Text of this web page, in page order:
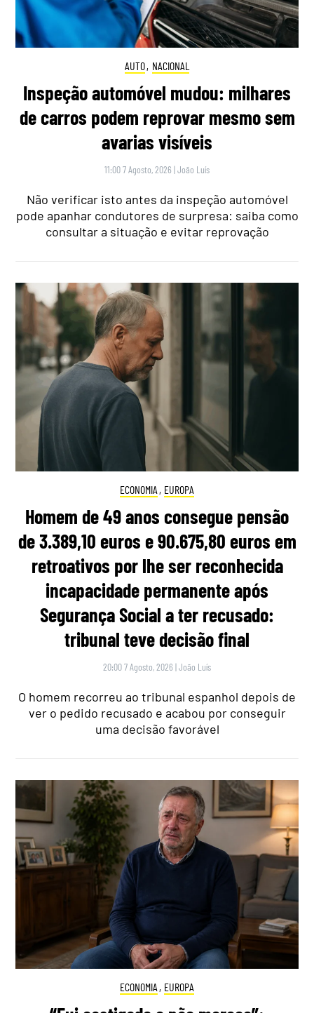
AUTO, NACIONAL
Inspeção automóvel mudou: milhares
de carros podem reprovar mesmo sem
avarias visíveis
11:00 7 Agosto, 2026 |João Luís
Não verificar isto antes da inspeção automóvel
pode apanhar condutores de surpresa: saiba como
consultar a situação e evitar reprovação
ECONOMIA , EUROPA
Homem de 49 anos consegue pensão
de 3.389,10 euros e 90.675,80 euros em
retroativos por lhe ser reconhecida
incapacidade permanente após
Segurança Social a ter recusado:
tribunal teve decisão final
20:00 7 Agosto, 2026 |João Luís
O homem recorreu ao tribunal espanhol depois de
ver o pedido recusado e acabou por conseguir
uma decisão favorável
ECONOMIA , EUROPA